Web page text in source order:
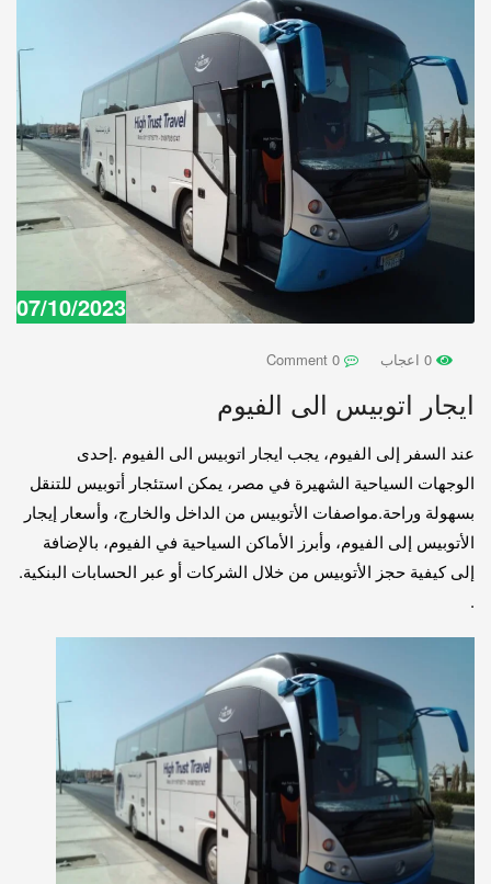
07/10/2023
ايجار اتوبيس الى الفيوم
عند السفر إلى الفيوم، يجب ايجار اتوبيس الى الفيوم .إحدى
الوجهات السياحية الشهيرة في مصر، يمكن استئجار أتوبيس للتنقل
بسهولة وراحة.مواصفات الأتوبيس من الداخل والخارج، وأسعار إيجار
الأتوبيس إلى الفيوم، وأبرز الأماكن السياحية في الفيوم، بالإضافة
إلى كيفية حجز الأتوبيس من خلال الشركات أو عبر الحسابات البنكية.
.